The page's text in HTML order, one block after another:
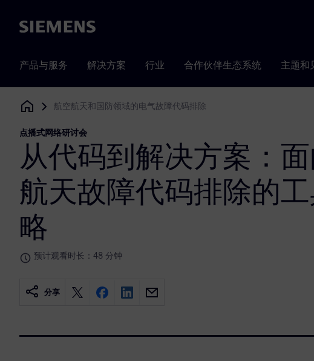
Siemens
产品与服务 解决方案 行业 合作伙伴生态系统 主题和
Siemens Digital Industries Software
航空航天和国防领域的电气故障代码排除
点播式网络研讨会
从代码到解决方案：
航天故障代码排除的
略
预计观看时长：48 分钟
分享